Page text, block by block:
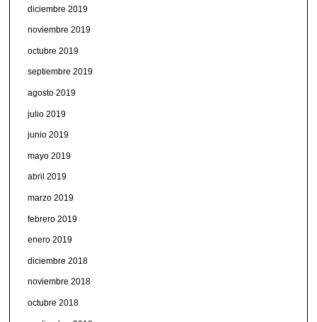
diciembre 2019
noviembre 2019
octubre 2019
septiembre 2019
agosto 2019
julio 2019
junio 2019
mayo 2019
abril 2019
marzo 2019
febrero 2019
enero 2019
diciembre 2018
noviembre 2018
octubre 2018